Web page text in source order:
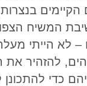
המשיח
לא הייתי
להזהיר
כדי